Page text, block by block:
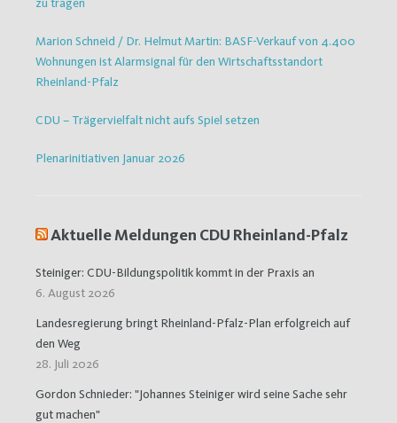
Marion Schneid / Dr. Helmut Martin: BASF-Verkauf von 4.400
Wohnungen ist Alarmsignal für den Wirtschaftsstandort
Rheinland-Pfalz
CDU – Trägervielfalt nicht aufs Spiel setzen
Plenarinitiativen Januar 2026
Aktuelle Meldungen CDU Rheinland-Pfalz
Steiniger: CDU-Bildungspolitik kommt in der Praxis an
6. August 2026
Landesregierung bringt Rheinland-Pfalz-Plan erfolgreich auf
den Weg
28. Juli 2026
Gordon Schnieder: "Johannes Steiniger wird seine Sache sehr
gut machen"